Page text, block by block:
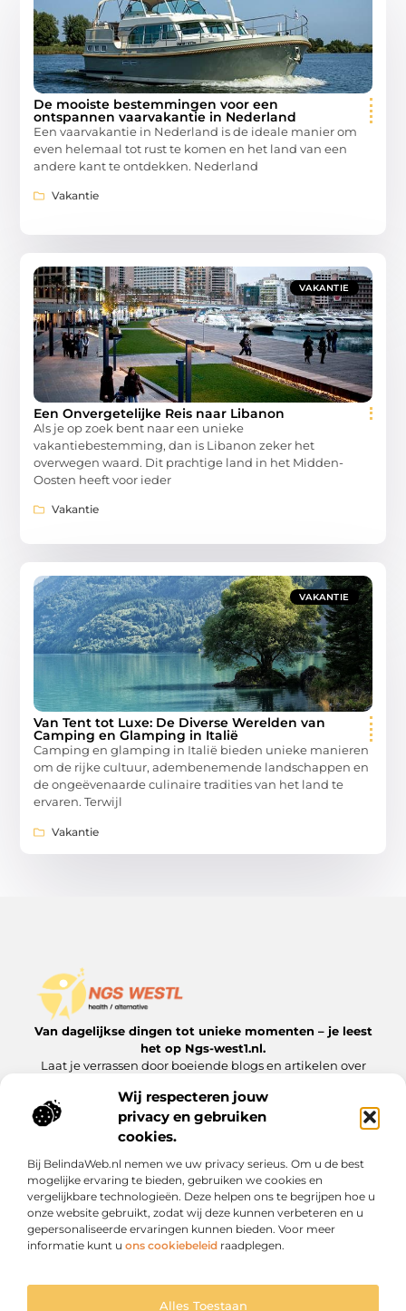
Wij respecteren jouw
privacy en gebruiken
cookies.
Bij BelindaWeb.nl nemen we uw privacy serieus. Om u de best
mogelijke ervaring te bieden, gebruiken we cookies en
vergelijkbare technologieën. Deze helpen ons te begrijpen hoe u
onze website gebruikt, zodat wij deze kunnen verbeteren en u
gepersonaliseerde ervaringen kunnen bieden. Voor meer
informatie kunt u ons cookiebeleid raadplegen.
Alles Toestaan
De mooiste bestemmingen voor een
ontspannen vaarvakantie in Nederland
Een vaarvakantie in Nederland is de ideale manier om
even helemaal tot rust te komen en het land van een
andere kant te ontdekken. Nederland
Vakantie
VAKANTIE
Een Onvergetelijke Reis naar Libanon
Als je op zoek bent naar een unieke
vakantiebestemming, dan is Libanon zeker het
overwegen waard. Dit prachtige land in het Midden-
Oosten heeft voor ieder
Vakantie
VAKANTIE
Van Tent tot Luxe: De Diverse Werelden van
Camping en Glamping in Italië
Camping en glamping in Italië bieden unieke manieren
om de rijke cultuur, adembenemende landschappen en
de ongeëvenaarde culinaire tradities van het land te
ervaren. Terwijl
Vakantie
Van dagelijkse dingen tot unieke momenten – je leest
het op Ngs-west1.nl.
Laat je verrassen door boeiende blogs en artikelen over
Onze informatie
Bericht categorie